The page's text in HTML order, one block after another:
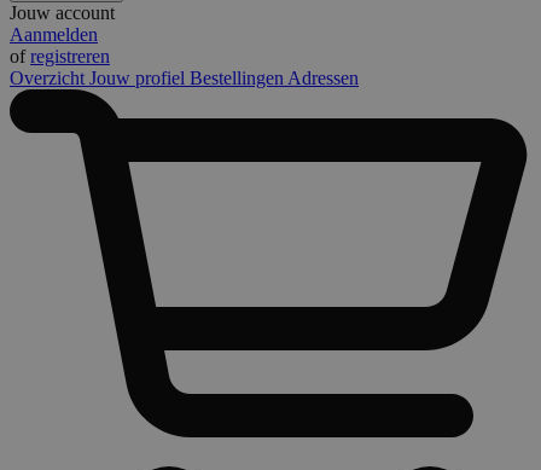
Jouw account
Aanmelden
ofregistreren
Overzicht Jouw profiel Bestellingen Adressen